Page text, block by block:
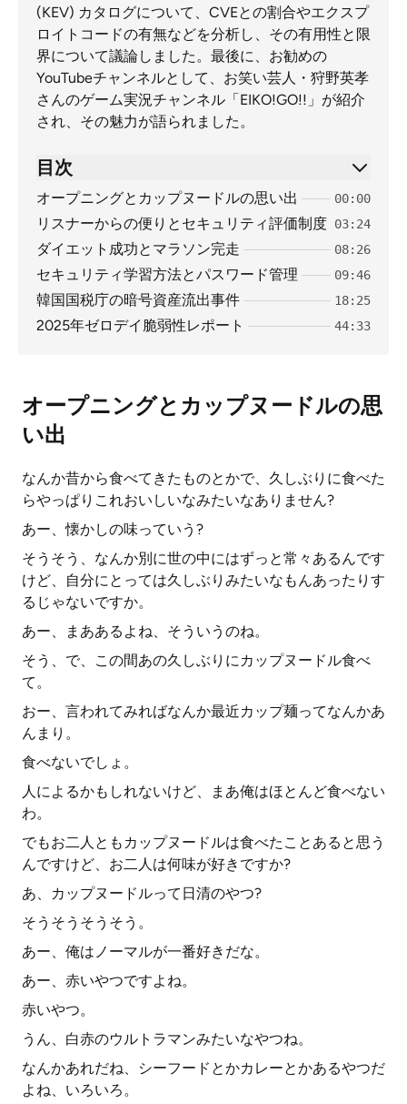
(KEV) カタログについて、CVEとの割合やエクスプ
ロイトコードの有無などを分析し、その有用性と限
界について議論しました。最後に、お勧めの
YouTubeチャンネルとして、お笑い芸人・狩野英孝
さんのゲーム実況チャンネル「EIKO!GO!!」が紹介
され、その魅力が語られました。
目次
オープニングとカップヌードルの思い出 00:00
リスナーからの便りとセキュリティ評価制度 03:24
ダイエット成功とマラソン完走 08:26
セキュリティ学習方法とパスワード管理 09:46
韓国国税庁の暗号資産流出事件 18:25
2025年ゼロデイ脆弱性レポート 44:33
オープニングとカップヌードルの思
い出
なんか昔から食べてきたものとかで、久しぶりに食べた
らやっぱりこれおいしいなみたいなありません?
あー、懐かしの味っていう?
そうそう、なんか別に世の中にはずっと常々あるんです
けど、自分にとっては久しぶりみたいなもんあったりす
るじゃないですか。
あー、まああるよね、そういうのね。
そう、で、この間あの久しぶりにカップヌードル食べ
て。
おー、言われてみればなんか最近カップ麺ってなんかあ
んまり。
食べないでしょ。
人によるかもしれないけど、まあ俺はほとんど食べない
わ。
でもお二人ともカップヌードルは食べたことあると思う
んですけど、お二人は何味が好きですか?
あ、カップヌードルって日清のやつ?
そうそうそうそう。
あー、俺はノーマルが一番好きだな。
あー、赤いやつですよね。
赤いやつ。
うん、白赤のウルトラマンみたいなやつね。
なんかあれだね、シーフードとかカレーとかあるやつだ
よね、いろいろ。